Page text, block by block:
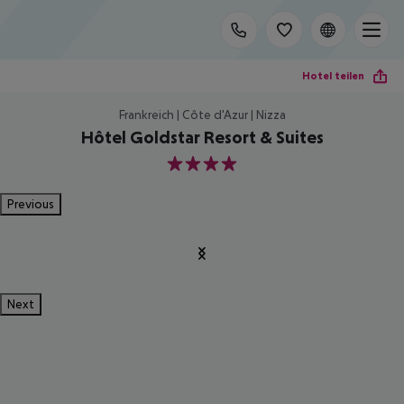
Hotel teilen
Frankreich | Côte d'Azur | Nizza
Hôtel Goldstar Resort & Suites
4
Previous
Next